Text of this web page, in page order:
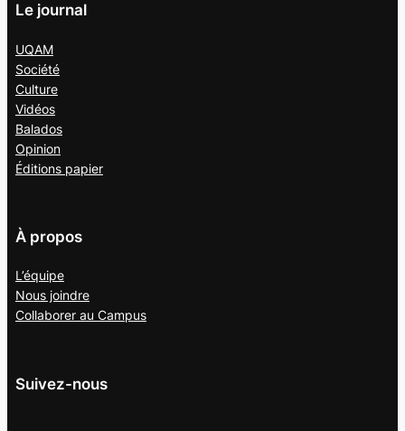
Le journal
UQAM
Société
Culture
Vidéos
Balados
Opinion
Éditions papier
À propos
L’équipe
Nous joindre
Collaborer au Campus
Suivez-nous